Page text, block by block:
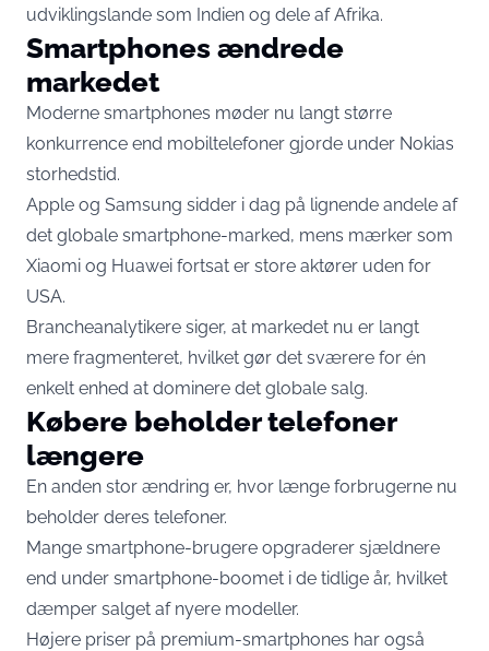
udviklingslande som Indien og dele af Afrika.
Smartphones ændrede
markedet
Moderne smartphones møder nu langt større
konkurrence end mobiltelefoner gjorde under Nokias
storhedstid.
Apple og Samsung sidder i dag på lignende andele af
det globale smartphone-marked, mens mærker som
Xiaomi og Huawei fortsat er store aktører uden for
USA.
Brancheanalytikere siger, at markedet nu er langt
mere fragmenteret, hvilket gør det sværere for én
enkelt enhed at dominere det globale salg.
Købere beholder telefoner
længere
En anden stor ændring er, hvor længe forbrugerne nu
beholder deres telefoner.
Mange smartphone-brugere opgraderer sjældnere
end under smartphone-boomet i de tidlige år, hvilket
dæmper salget af nyere modeller.
Højere priser på premium-smartphones har også